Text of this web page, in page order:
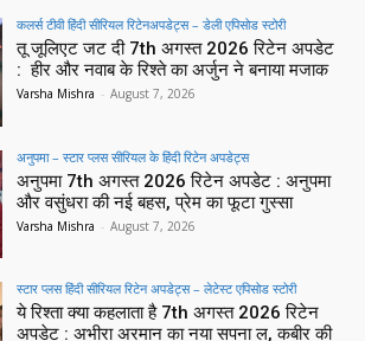
कलर्स टीवी हिंदी सीरियल रिटेनअपडेट्स – डेली एपिसोड स्टोरी
तू जूलिएट जट दी 7th अगस्त 2026 रिटेन अपडेट
: हीर और नवाब के रिश्ते का अर्जुन ने बनाया मजाक
Varsha Mishra - August 7, 2026
अनुपमा – स्टार प्लस सीरियल के हिंदी रिटेन अपडेट्स
अनुपमा 7th अगस्त 2026 रिटेन अपडेट : अनुपमा
और वसुंधरा की नई बहस, प्रेम का फूटा गुस्सा
Varsha Mishra - August 7, 2026
स्टार प्लस हिंदी सीरियल रिटेन अपडेट्स – लेटेस्ट एपिसोड स्टोरी
ये रिश्ता क्या कहलाता है 7th अगस्त 2026 रिटेन
अपडेट : अभीरा अरमान का नया सपना ल, कबीर की